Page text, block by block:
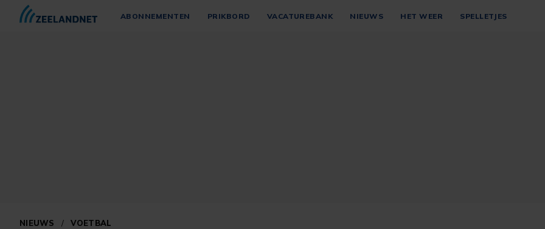
ABONNEMENTEN PRIKBORD VACATUREBANK NIEUWS HET WEER SPELLETJES
NIEUWS / VOETBAL